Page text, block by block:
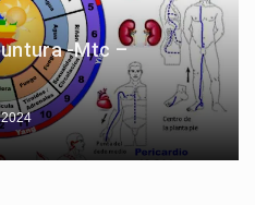
-Mtc –